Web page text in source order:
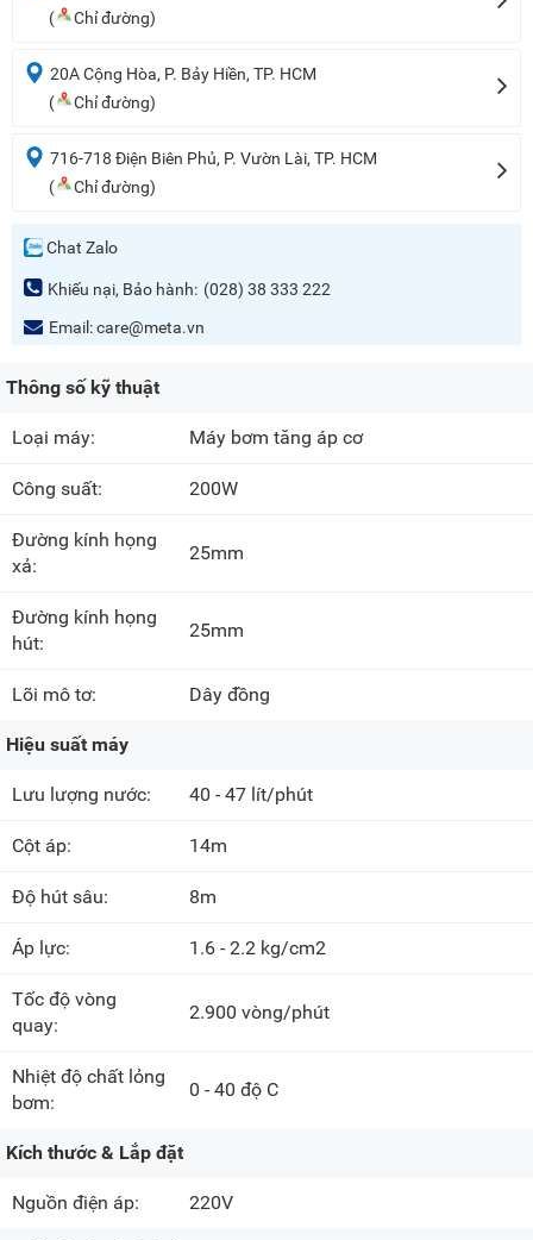
(
Chỉ đường)
20A Cộng Hòa, P. Bảy Hiền, TP. HCM
(
Chỉ đường)
716-718 Điện Biên Phủ, P. Vườn Lài, TP. HCM
(
Chỉ đường)
Chat Zalo
Khiếu nại, Bảo hành: (028) 38 333 222
Email:care@meta.vn
Thông số kỹ thuật
Loại máy: Máy bơm tăng áp cơ
Công suất: 200W
Đường kính họng
xả:
25mm
Đường kính họng
hút:
25mm
Lõi mô tơ: Dây đồng
Hiệu suất máy
Lưu lượng nước: 40 - 47 lít/phút
Cột áp: 14m
Độ hút sâu: 8m
Áp lực: 1.6 - 2.2 kg/cm2
Tốc độ vòng
quay:
2.900 vòng/phút
Nhiệt độ chất lỏng
bơm:
0 - 40 độ C
Kích thước & Lắp đặt
Nguồn điện áp: 220V